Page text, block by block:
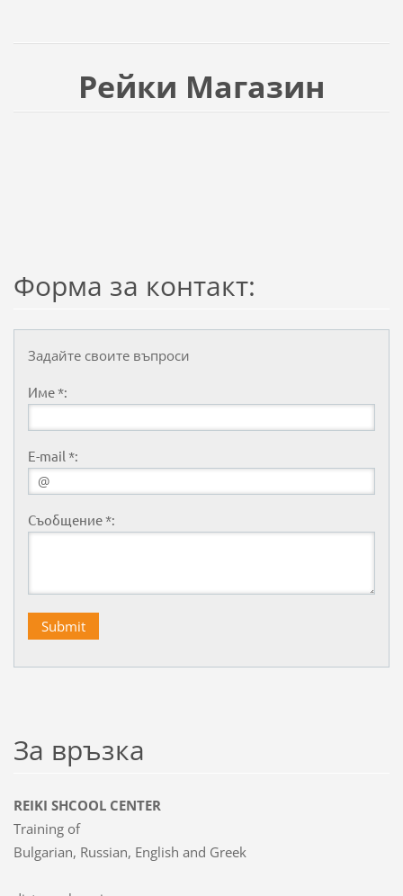
Рейки Магазин
Форма за контакт:
Задайте своите въпроси
Име *:
E-mail *:
Съобщение *:
За връзка
REIKI SHCOOL CENTER
Training of
Bulgarian, Russian, English and Greek